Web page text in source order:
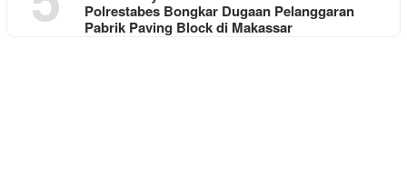
Polrestabes Bongkar Dugaan Pelanggaran
Pabrik Paving Block di Makassar